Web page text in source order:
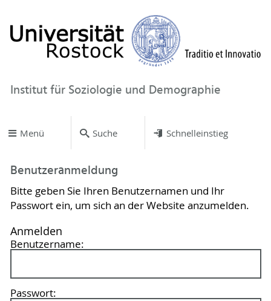
Institut für Soziologie und Demographie
Menü Suche Schnelleinstieg
Benutzeranmeldung
Bitte geben Sie Ihren Benutzernamen und Ihr
Passwort ein, um sich an der Website anzumelden.
Anmelden
Benutzername:
Passwort: